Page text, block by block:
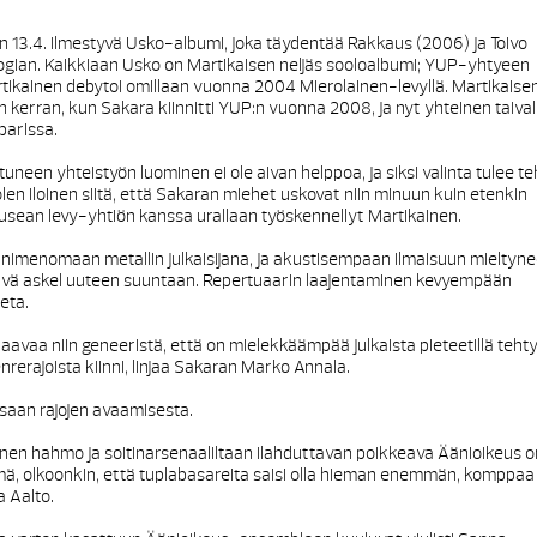
13.4. ilmestyvä Usko-albumi, joka täydentää Rakkaus (2006) ja Toivo
Kaikkiaan Usko on Martikaisen neljäs sooloalbumi; YUP-yhtyeen
debytoi omillaan vuonna 2004 Mierolainen-levyllä.
kun Sakara kiinnitti YUP:n vuonna 2008, ja nyt yhteinen taival
yhteistyön luominen ei ole aivan helppoa, ja siksi valinta tulee
iloinen siitä, että Sakaran miehet uskovat niin minuun kuin etenkin
levy-yhtiön kanssa urallaan työskennellyt Martikainen.
metallin julkaisijana, ja akustisempaan ilmaisuun
askel uuteen suuntaan. Repertuaarin laajentaminen kevyempään
niin geneeristä, että on mielekkäämpää julkaista pieteetillä
kiinni, linjaa Sakaran Marko Annala.
rajojen avaamisesta.
hahmo ja soitinarsenaaliltaan ilahduttavan poikkeava Äänioikeus
olkoonkin, että tuplabasareita saisi olla hieman enemmän, komppaa
Aalto.